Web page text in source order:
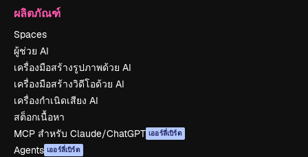
ผลิตภัณฑ์
Spaces
ผู้ช่วย AI
เครื่องมือสร้างรูปภาพด้วย AI
เครื่องมือสร้างวิดีโอด้วย AI
เครื่องกำเนิดเสียง AI
สต็อกเนื้อหา
MCP สำหรับ Claude/ChatGPT เออร์ลี่เบิร์ด
Agents เออร์ลี่เบิร์ด